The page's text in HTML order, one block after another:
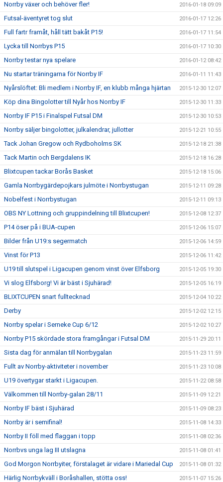
Norrby växer och behöver fler! 2016-01-18 09:09
Futsal-äventyret tog slut 2016-01-17 12:26
Full fartr framåt, håll tätt bakåt P15! 2016-01-17 11:54
Lycka till Norrbys P15 2016-01-17 10:30
Norrby testar nya spelare 2016-01-12 08:42
Nu startar träningarna för Norrby IF 2016-01-11 11:43
Nyårslöftet: Bli medlem i Norrby IF, en klubb många hjärtan 2015-12-30 12:07
Köp dina Bingolotter till Nyår hos Norrby IF 2015-12-30 11:33
Norrby IF P15 i Finalspel Futsal DM 2015-12-30 10:53
Norrby säljer bingolotter, julkalendrar, jullotter 2015-12-21 10:55
Tack Johan Gregow och Rydboholms SK 2015-12-18 21:38
Tack Martin och Bergdalens IK 2015-12-18 16:28
Blixtcupen tackar Borås Basket 2015-12-18 15:06
Gamla Norrbygärdepojkars julmöte i Norrbystugan 2015-12-11 09:28
Nobelfest i Norrbystugan 2015-12-11 09:13
OBS NY Lottning och gruppindelning till Blixtcupen! 2015-12-08 12:37
P14 öser på i BUA-cupen 2015-12-06 15:07
Bilder från U19:s segermatch 2015-12-06 14:59
Vinst för P13 2015-12-06 11:42
U19 till slutspel i Ligacupen genom vinst över Elfsborg 2015-12-05 19:30
Vi slog Elfsborg! Vi är bäst i Sjuhärad! 2015-12-05 16:19
BLIXTCUPEN snart fulltecknad 2015-12-04 10:22
Derby 2015-12-02 12:15
Norrby spelar i Serneke Cup 6/12 2015-12-02 10:27
Norrby P15 skördade stora framgångar i Futsal DM 2015-11-29 20:11
Sista dag för anmälan till Norrbygalan 2015-11-23 11:59
Fullt av Norrby-aktiviteter i november 2015-11-23 10:08
U19 övertygar starkt i Ligacupen. 2015-11-22 08:58
Välkommen till Norrby-galan 28/11 2015-11-09 12:21
Norrby IF bäst i Sjuhärad 2015-11-09 08:23
Norrby är i semifinal! 2015-11-08 14:33
Norrby II föll med flaggan i topp 2015-11-08 02:36
Norrbvs unga lag III utslagna 2015-11-08 01:41
God Morgon Norrbyiter, förstalaget är vidare i Mariedal Cup 2015-11-08 01:32
Härlig Norrbykväll i Boråshallen, stötta oss! 2015-11-07 15:26